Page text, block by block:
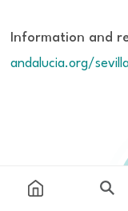
Information and
andalucia.org/